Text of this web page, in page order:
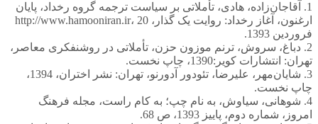
1. آقاجان‌زاده، هادی، تأملاتی بر سیاست ترجمه گروه رخداد، پایان
ارغنون، آغاز رخداد: روایت یک گذار، http://www.hamooniran.ir، 20
فروردین 1393.
2. دباغ، سروش، ترنم موزون حزن، تأملاتی در روشنفکری معاصر،
تهران: انتشارات کویر:1390، چاپ نخست.
3. شایان‌مهر، علیرضا، تئودور آدورنو، تهران: نشر اختران، 1394،
چاپ نخست.
4. شوهانی، سیاوش، به نام چپ؛ به کام راست، مجله فرهنگ
امروز، شماره دوم، پاییز 1393، ص 68.